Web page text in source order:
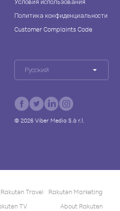
Политика конфиденциальности
Customer Complaints Code
Русский
© 2026Viber Media S.à r.l.
Rakuten Travel
Rakuten Marketing
TV About Rakuten